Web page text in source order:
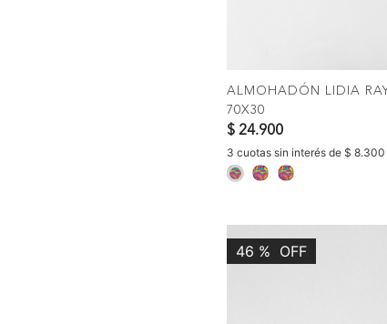
ALMOHADÓN LIDIA
70X30
$ 24.900
3 cuotas sin interés de $ 8.300
selected
46 % OFF